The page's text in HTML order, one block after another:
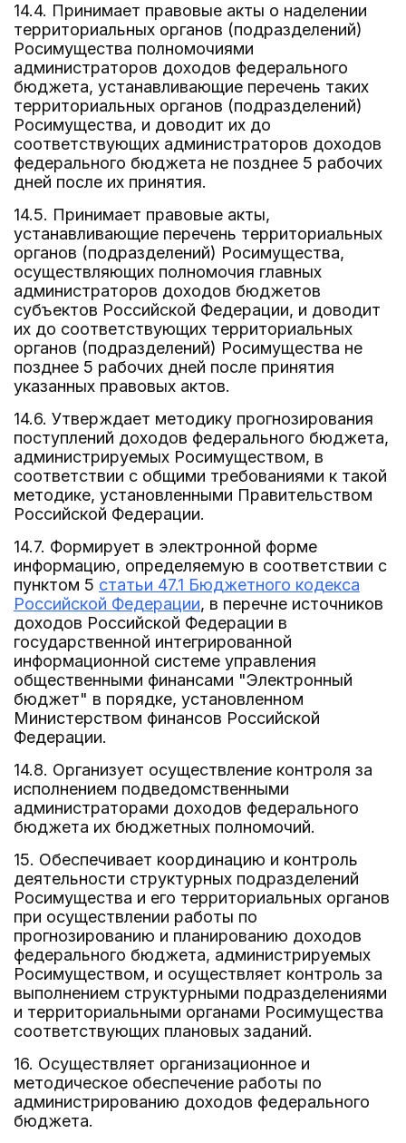
14.4. Принимает правовые акты о наделении
территориальных органов (подразделений)
Росимущества полномочиями
администраторов доходов федерального
бюджета, устанавливающие перечень таких
территориальных органов (подразделений)
Росимущества, и доводит их до
соответствующих администраторов доходов
федерального бюджета не позднее 5 рабочих
дней после их принятия.
14.5. Принимает правовые акты,
устанавливающие перечень территориальных
органов (подразделений) Росимущества,
осуществляющих полномочия главных
администраторов доходов бюджетов
субъектов Российской Федерации, и доводит
их до соответствующих территориальных
органов (подразделений) Росимущества не
позднее 5 рабочих дней после принятия
указанных правовых актов.
14.6. Утверждает методику прогнозирования
поступлений доходов федерального бюджета,
администрируемых Росимуществом, в
соответствии с общими требованиями к такой
методике, установленными Правительством
Российской Федерации.
14.7. Формирует в электронной форме
информацию, определяемую в соответствии с
пунктом 5 статьи 47.1 Бюджетного кодекса
Российской Федерации, в перечне источников
доходов Российской Федерации в
государственной интегрированной
информационной системе управления
общественными финансами "Электронный
бюджет" в порядке, установленном
Министерством финансов Российской
Федерации.
14.8. Организует осуществление контроля за
исполнением подведомственными
администраторами доходов федерального
бюджета их бюджетных полномочий.
15. Обеспечивает координацию и контроль
деятельности структурных подразделений
Росимущества и его территориальных органов
при осуществлении работы по
прогнозированию и планированию доходов
федерального бюджета, администрируемых
Росимуществом, и осуществляет контроль за
выполнением структурными подразделениями
и территориальными органами Росимущества
соответствующих плановых заданий.
16. Осуществляет организационное и
методическое обеспечение работы по
администрированию доходов федерального
бюджета.